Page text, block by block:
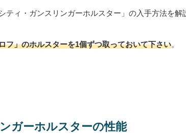
ィ・ガンスリンガーホルスター」の入手方法を解
フ」のホルスターを1個ずつ取っておいて下さい。
ガーホルスターの性能